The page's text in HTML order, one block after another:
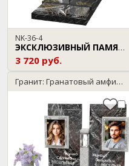
NK-36-4
ЭКСКЛЮЗИВНЫЙ ПАМЯТНИК
3 720 руб.
Гранит: Гранатовый амфиболит / Мансуровский